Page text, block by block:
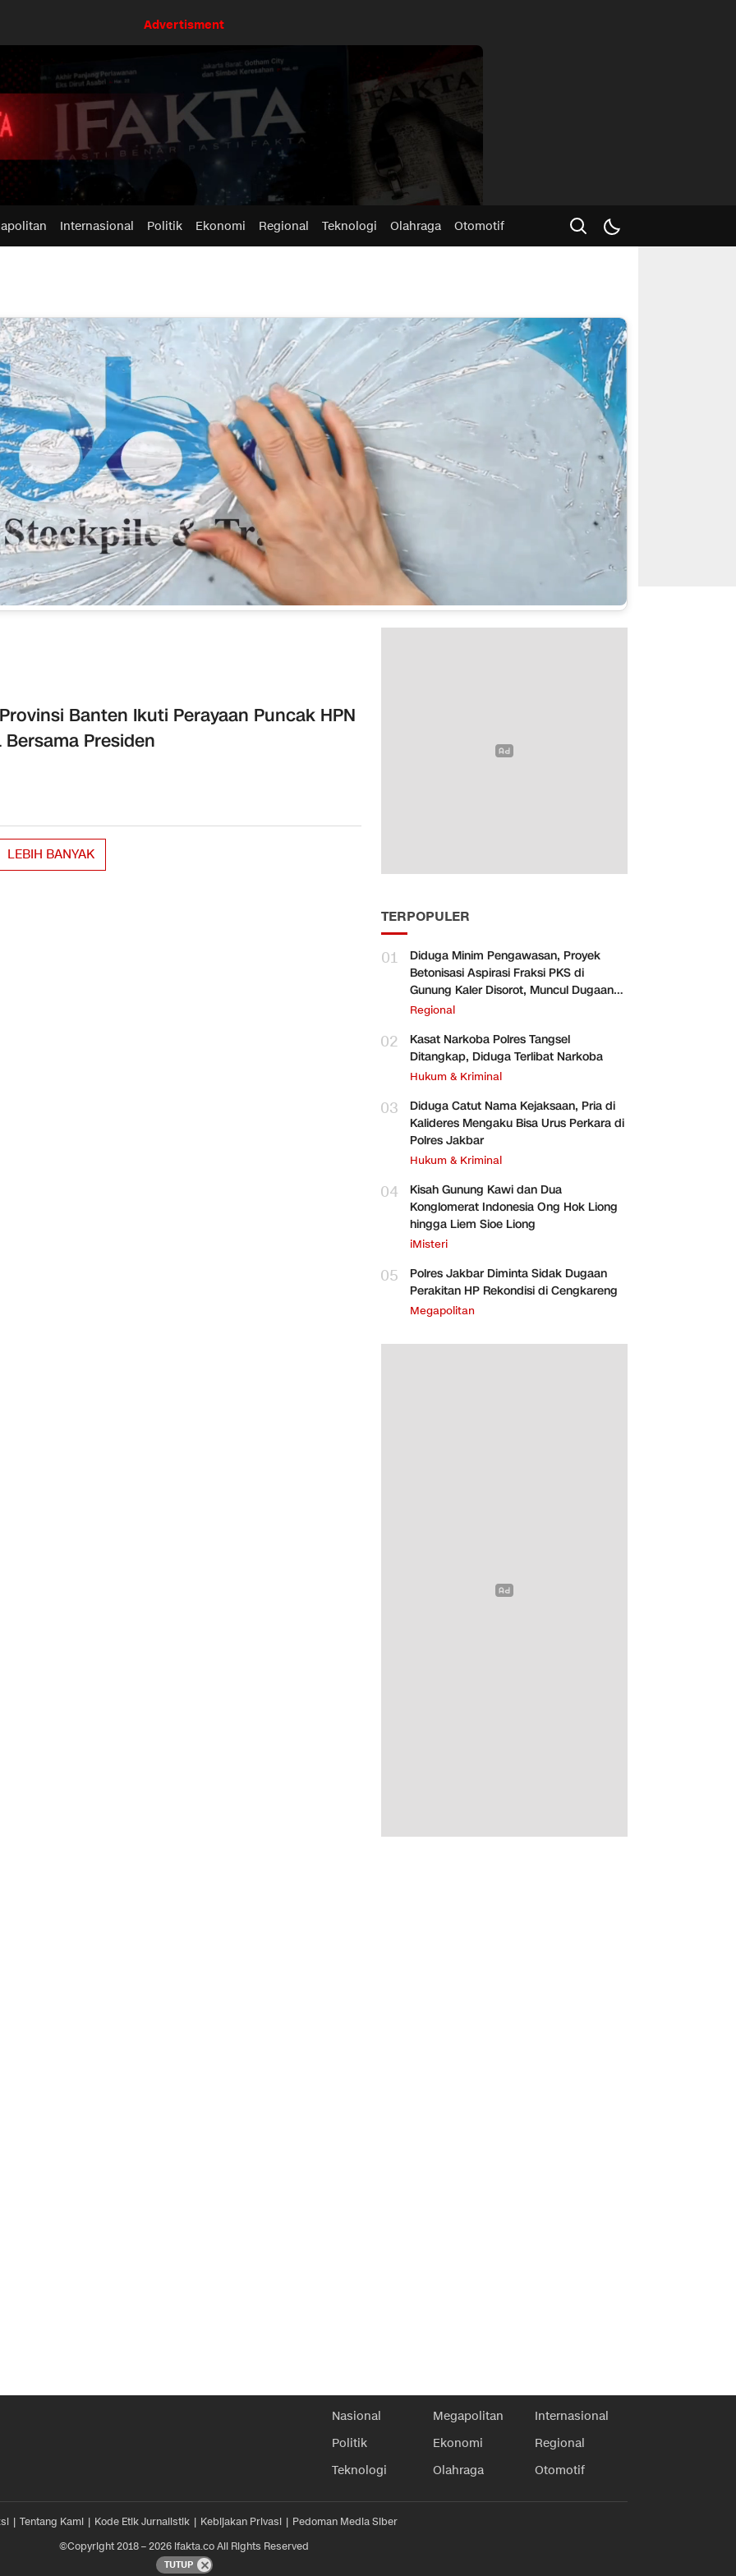
Advertisment
Internasional Politik Ekonomi Regional Teknologi Olahraga Otomotif
Banten Ikuti Perayaan Puncak HPN
Bersama Presiden
LEBIH BANYAK
TERPOPULER
01
Diduga Minim Pengawasan, Proyek
Betonisasi Aspirasi Fraksi PKS di
Gunung Kaler Disorot, Muncul Dugaan
Pengurangan Volume
Regional
02
Kasat Narkoba Polres Tangsel
Ditangkap, Diduga Terlibat Narkoba
Hukum & Kriminal
03
Diduga Catut Nama Kejaksaan, Pria di
Kalideres Mengaku Bisa Urus Perkara di
Polres Jakbar
Hukum & Kriminal
04
Kisah Gunung Kawi dan Dua
Konglomerat Indonesia Ong Hok Liong
hingga Liem Sioe Liong
iMisteri
05
Polres Jakbar Diminta Sidak Dugaan
Perakitan HP Rekondisi di Cengkareng
Megapolitan
Nasional Megapolitan
Internasional
Politik
Ekonomi
Regional
Teknologi
Olahraga Otomotif
Tentang Kami Kode Etik Jurnalistik Kebijakan Privasi
Pedoman Media Siber
©Copyright 2018 – 2026 ifakta.co All Rights Reserved
TUTUP